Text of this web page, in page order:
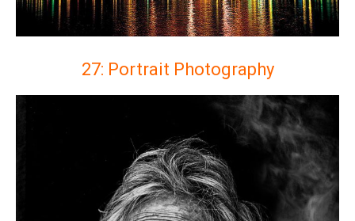
27: Portrait Photography